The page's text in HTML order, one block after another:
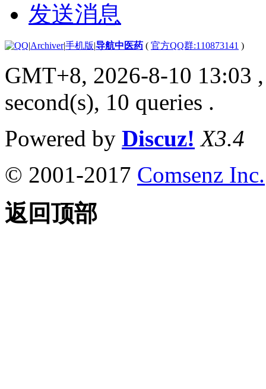
发送消息
|Archiver|手机版|导航中医药 ( 官方QQ群:110873141 )
GMT+8, 2026-8-10 13:03
second(s), 10 queries .
Powered by Discuz! X3.4
© 2001-2017 Comsenz Inc.
返回顶部